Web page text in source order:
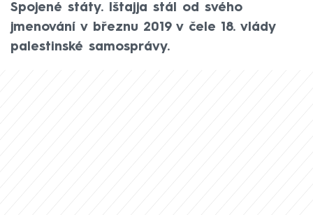
Spojené státy. Ištajja stál od svého
jmenování v březnu 2019 v čele 18. vlády
palestinské samosprávy.